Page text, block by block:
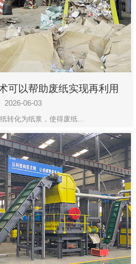
可以帮助废纸实现再利用
2026-06-03
转化为纸浆，使得废纸…